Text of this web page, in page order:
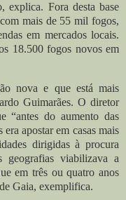
explica. Fora desta base
mais de 55 mil fogos,
em mercados locais.
18.500 fogos novos em
nova e que está mais
Guimarães. O diretor
“antes do aumento das
apostar em casas mais
dirigidas à procura
geografias viabilizava a
em três ou quatro anos
Gaia, exemplifica.